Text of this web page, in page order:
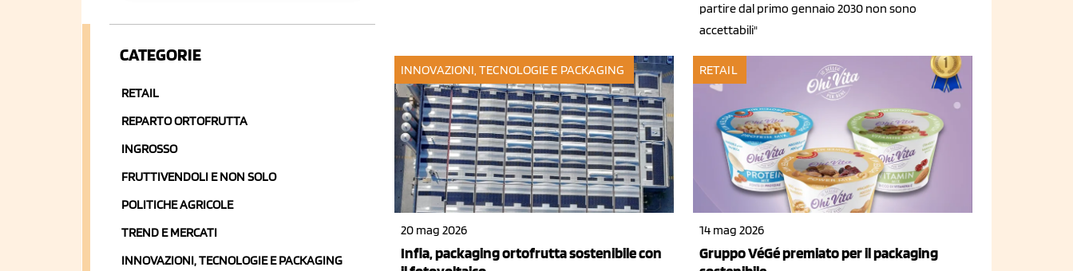
CATEGORIE
RETAIL
REPARTO ORTOFRUTTA
INGROSSO
FRUTTIVENDOLI E NON SOLO
POLITICHE AGRICOLE
TREND E MERCATI
INNOVAZIONI, TECNOLOGIE E PACKAGING
partire dal primo gennaio 2030 non sono
accettabili"
INNOVAZIONI, TECNOLOGIE E PACKAGING
20 mag 2026
Infia, packaging ortofrutta sostenibile con
RETAIL
14 mag 2026
Gruppo VéGé premiato per il packaging